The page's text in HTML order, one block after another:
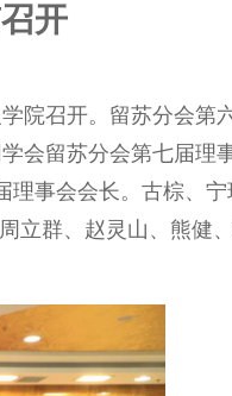
开
院召开。留苏分会第
会留苏分会第七届理
事会会长。古棕、宁
立群、赵灵山、熊健